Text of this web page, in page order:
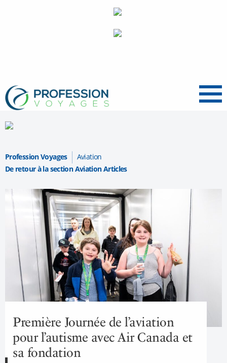
Menu
Profession Voyages
Aviation
De retour à la section Aviation Articles
Première Journée de l’aviation
pour l’autisme avec Air Canada et
sa fondation